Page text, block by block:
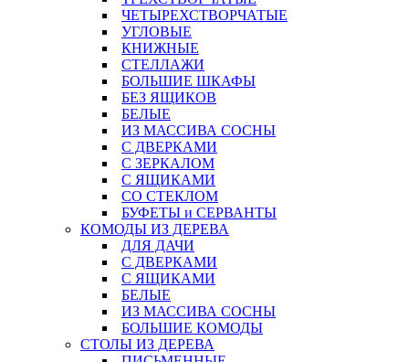
ЧЕТЫРЕХСТВОРЧАТЫЕ
УГЛОВЫЕ
КНИЖНЫЕ
СТЕЛЛАЖИ
БОЛЬШИЕ ШКАФЫ
БЕЗ ЯЩИКОВ
БЕЛЫЕ
ИЗ МАССИВА СОСНЫ
С ДВЕРКАМИ
С ЗЕРКАЛОМ
С ЯЩИКАМИ
СО СТЕКЛОМ
БУФЕТЫ и СЕРВАНТЫ
КОМОДЫ ИЗ ДЕРЕВА
ДЛЯ ДАЧИ
С ДВЕРКАМИ
С ЯЩИКАМИ
БЕЛЫЕ
ИЗ МАССИВА СОСНЫ
БОЛЬШИЕ КОМОДЫ
СТОЛЫ ИЗ ДЕРЕВА